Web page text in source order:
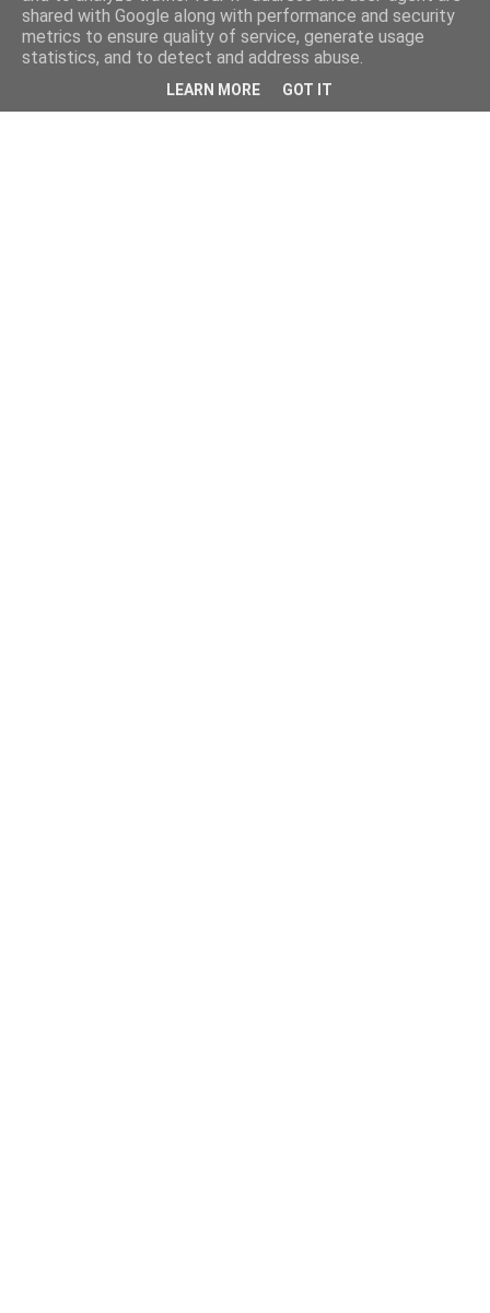
shared with Google along with performance and security
metrics to ensure quality of service, generate usage
statistics, and to detect and address abuse.
LEARN MORE GOT IT